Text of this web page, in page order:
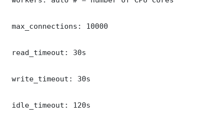
max_connections: 10000
read_timeout: 30s
write_timeout: 30s
idle_timeout: 120s